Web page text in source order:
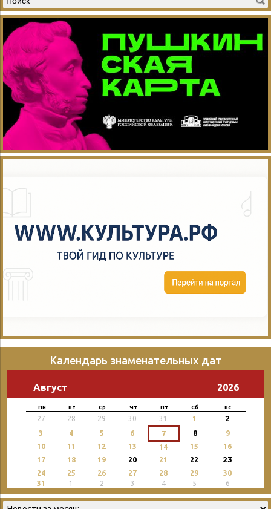
Календарь знаменательных дат
Август 2026
Пн Вт Ср Чт Пт Сб Вс
27 28 29 30 31 1 2
3 4 5 6 7 8
9
10
11 12 13 14 15
16
17
18 19 20 21 22 23
24 25 26 27 28 29
30
31
1 2 3 4 5 6